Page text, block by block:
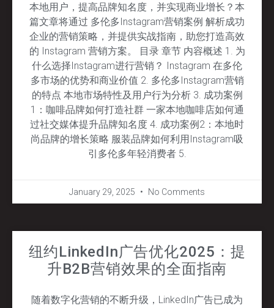
本地用户，提高品牌知名度，并实现商业增长？本
篇文章将通过 多伦多Instagram营销案例 解析成功
企业的营销策略，并提供实战指南，助您打造高效
的 Instagram 营销方案。 目录 章节 内容概述 1. 为
什么选择Instagram进行营销？ Instagram 在多伦
多市场的优势和商业价值 2. 多伦多Instagram营销
的特点 本地市场特性及用户行为分析 3. 成功案例
1：咖啡品牌如何打造社群 一家本地咖啡店如何通
过社交媒体提升品牌知名度 4. 成功案例2：本地时
尚品牌的增长策略 服装品牌如何利用Instagram吸
引多伦多年轻消费者 5.
January 29, 2025 No Comments
纽约LinkedIn广告优化2025：提
升B2B营销效果的全面指南
随着数字化营销的不断升级，LinkedIn广告已成为